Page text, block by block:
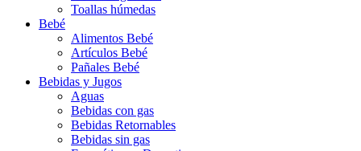
Toallas húmedas
Bebé
Alimentos Bebé
Artículos Bebé
Pañales Bebé
Bebidas y Jugos
Aguas
Bebidas con gas
Bebidas Retornables
Bebidas sin gas